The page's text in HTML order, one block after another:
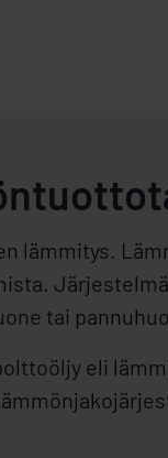
lämmitys.
tai
eli